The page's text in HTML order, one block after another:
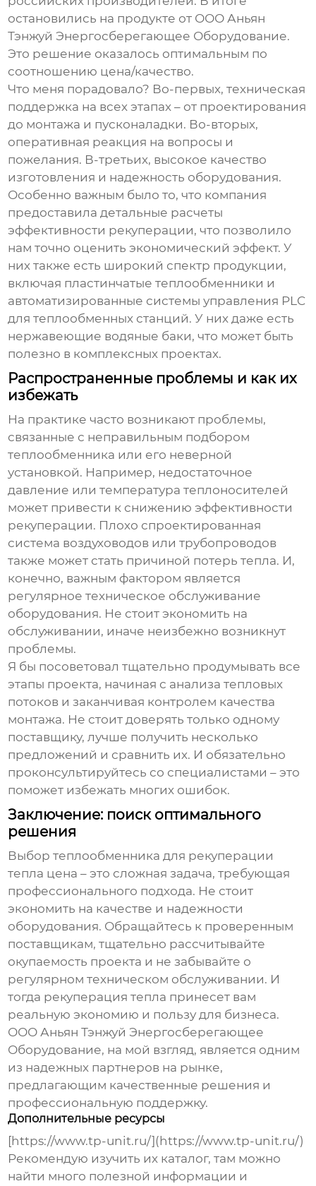
остановились на продукте от ООО Аньян
Тэнжуй Энергосберегающее Оборудование.
Это решение оказалось оптимальным по
соотношению цена/качество.
Что меня порадовало? Во-первых, техническая
поддержка на всех этапах – от проектирования
до монтажа и пусконаладки. Во-вторых,
оперативная реакция на вопросы и
пожелания. В-третьих, высокое качество
изготовления и надежность оборудования.
Особенно важным было то, что компания
предоставила детальные расчеты
эффективности рекуперации, что позволило
нам точно оценить экономический эффект. У
них также есть широкий спектр продукции,
включая пластинчатые теплообменники и
автоматизированные системы управления PLC
для теплообменных станций. У них даже есть
нержавеющие водяные баки, что может быть
полезно в комплексных проектах.
Распространенные проблемы и как их
избежать
На практике часто возникают проблемы,
связанные с неправильным подбором
теплообменника или его неверной
установкой. Например, недостаточное
давление или температура теплоносителей
может привести к снижению эффективности
рекуперации. Плохо спроектированная
система воздуховодов или трубопроводов
также может стать причиной потерь тепла. И,
конечно, важным фактором является
регулярное техническое обслуживание
оборудования. Не стоит экономить на
обслуживании, иначе неизбежно возникнут
проблемы.
Я бы посоветовал тщательно продумывать все
этапы проекта, начиная с анализа тепловых
потоков и заканчивая контролем качества
монтажа. Не стоит доверять только одному
поставщику, лучше получить несколько
предложений и сравнить их. И обязательно
проконсультируйтесь со специалистами – это
поможет избежать многих ошибок.
Заключение: поиск оптимального
решения
Выбортеплообменника для рекуперации
тепла цена – это сложная задача, требующая
профессионального подхода. Не стоит
экономить на качестве и надежности
оборудования. Обращайтесь к проверенным
поставщикам, тщательно рассчитывайте
окупаемость проекта и не забывайте о
регулярном техническом обслуживании. И
тогда рекуперация тепла принесет вам
реальную экономию и пользу для бизнеса.
ООО Аньян Тэнжуй Энергосберегающее
Оборудование, на мой взгляд, является одним
из надежных партнеров на рынке,
предлагающим качественные решения и
профессиональную поддержку.
Дополнительные ресурсы
[https://www.tp-unit.ru/](https://www.tp-unit.ru/)
Рекомендую изучить их каталог, там можно
найти много полезной информации и